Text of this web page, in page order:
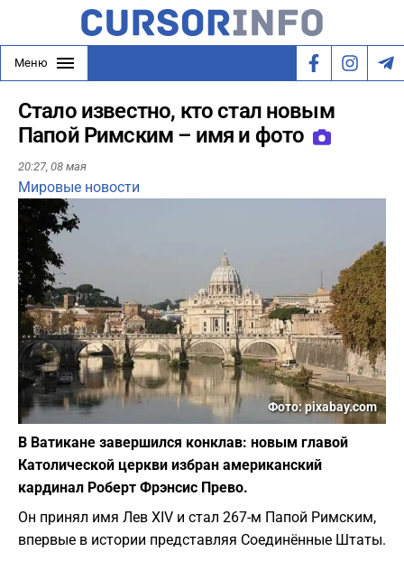
Меню
Стало известно, кто стал новым
Папой Римским – имя и фото
20:27, 08 мая
Мировые новости
Фото: pixabay.com
В Ватикане завершился конклав: новым главой
Католической церкви избран американский
кардинал Роберт Фрэнсис Прево.
Он принял имя Лев XIV и стал 267-м Папой Римским,
впервые в истории представляя Соединённые Штаты.